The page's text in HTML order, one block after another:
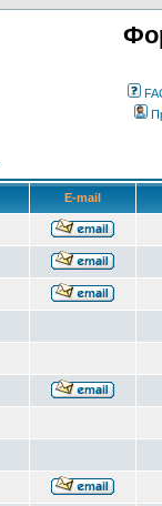
E-mail